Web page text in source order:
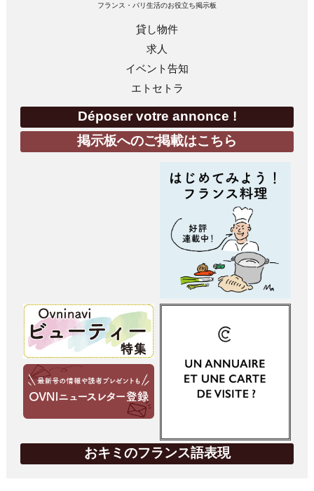
フランス・パリ生活のお役立ち掲示板
貸し物件
求人
イベント告知
エトセトラ
Déposer votre annonce !
掲示板へのご掲載はこちら
おキミのフランス語表現